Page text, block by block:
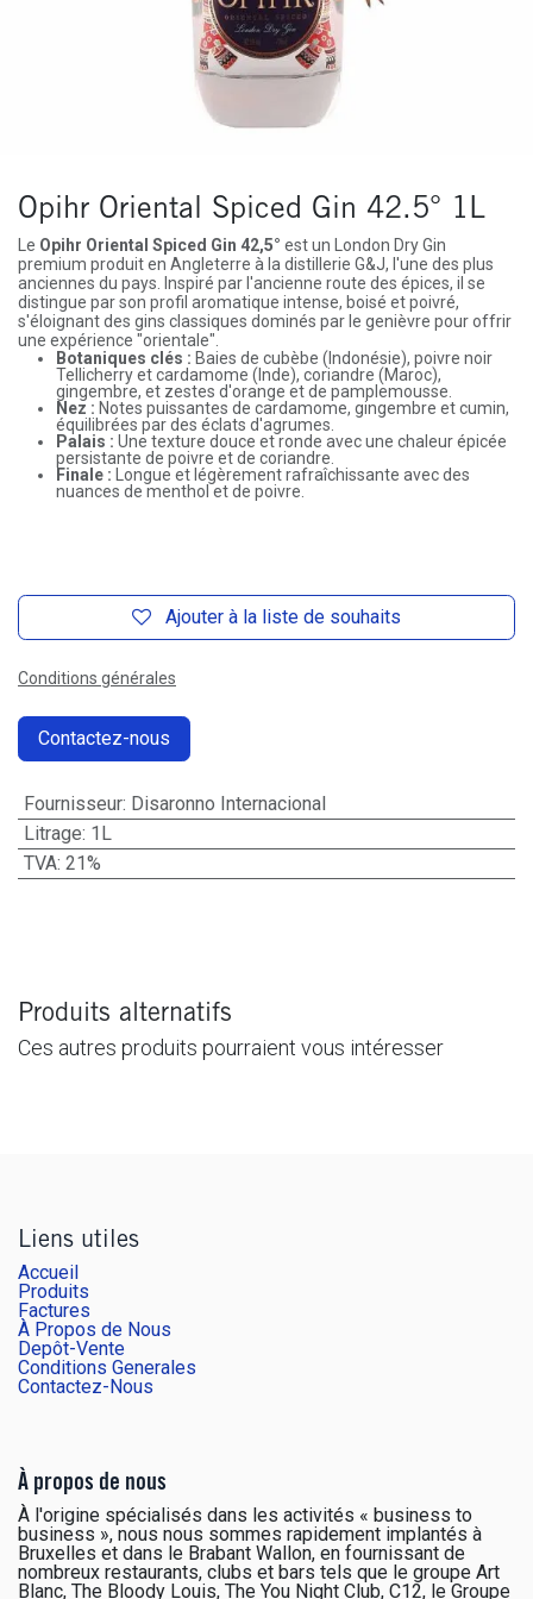
Opihr Oriental Spiced Gin 42.5° 1L
Le Opihr Oriental Spiced Gin 42,5° est un London Dry Gin
premium produit en Angleterre à la distillerie G&J, l'une des plus
anciennes du pays. Inspiré par l'ancienne route des épices, il se
distingue par son profil aromatique intense, boisé et poivré,
s'éloignant des gins classiques dominés par le genièvre pour offrir
une expérience "orientale".
Botaniques clés : Baies de cubèbe (Indonésie), poivre noir
Tellicherry et cardamome (Inde), coriandre (Maroc),
gingembre, et zestes d'orange et de pamplemousse.
Nez : Notes puissantes de cardamome, gingembre et cumin,
équilibrées par des éclats d'agrumes.
Palais : Une texture douce et ronde avec une chaleur épicée
persistante de poivre et de coriandre.
Finale : Longue et légèrement rafraîchissante avec des
nuances de menthol et de poivre.
Ajouter à la liste de souhaits
Conditions générales
Contactez-nous
Fournisseur: Disaronno Internacional
Litrage: 1L
TVA: 21%
Produits alternatifs
Ces autres produits pourraient vous intéresser
Liens utiles
Accueil
Produits
Factures
À Propos de Nous
Depôt-Vente
Conditions Generales
Contactez-Nous
À propos de nous
À l'origine spécialisés dans les activités « business to
business », nous nous sommes rapidement implantés à
Bruxelles et dans le Brabant Wallon, en fournissant de
nombreux restaurants, clubs et bars tels que le groupe Art
Blanc, The Bloody Louis, The You Night Club, C12, le Groupe